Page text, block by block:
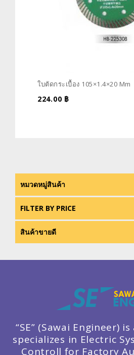
ใบตัดกระเบื้อง 105×1.4×20 Mm
224.00 ฿
หมวดหมู่สินค้า
FILTER BY PRICE
สินค้าขายดี
“SE” (Sawai Engineer)
specializes in Electric
Controll for Factory